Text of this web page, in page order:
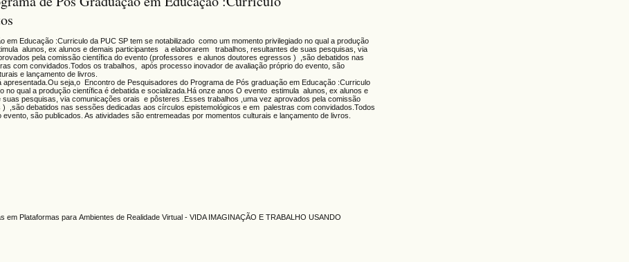
Educação :Curriculo da PUC SP tem se notabilizado como um momento privilegiado no qual a produção
alunos, ex alunos e demais participantes a elaborarem trabalhos, resultantes de suas pesquisas, via
pela comissão científica do evento (professores e alunos doutores egressos ) ,são debatidos nas
com convidados.Todos os trabalhos, após processo inovador de avaliação próprio do evento, são
e lançamento de livros.
seja,o Encontro de Pesquisadores do Programa de Pós graduação em Educação :Curriculo
no qual a produção científica é debatida e socializada.Há onze anos O evento estimula alunos, ex alunos e
pesquisas, via comunicações orais e pôsteres .Esses trabalhos ,uma vez aprovados pela comissão
,são debatidos nas sessões dedicadas aos círculos epistemológicos e em palestras com convidados.Todos
são publicados. As atividades são entremeadas por momentos culturais e lançamento de livros.
Plataformas para Ambientes de Realidade Virtual - VIDA IMAGINAÇÃO E TRABALHO USANDO